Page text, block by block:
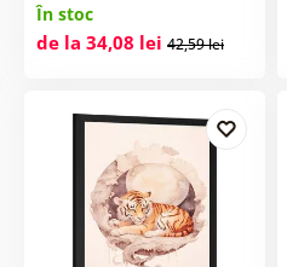
În stoc
de la 34,08 lei 42,59 lei